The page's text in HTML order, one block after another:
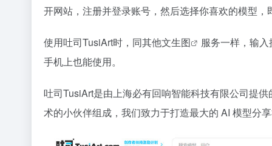
开网站，注册并登录账号，然后选择你喜欢的模型
使用吐司TusiArt时，同其他文生图 服务一样，输入
手机上也能使用。
吐司TusiArt是由上海必有回响智能科技有限公司提
术的小伙伴组成，我们致力于打造最大的 AI 模型分